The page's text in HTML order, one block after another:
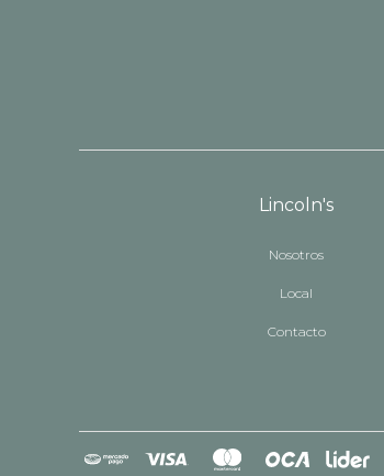
Lincoln's
Nosotros
Local
Contacto